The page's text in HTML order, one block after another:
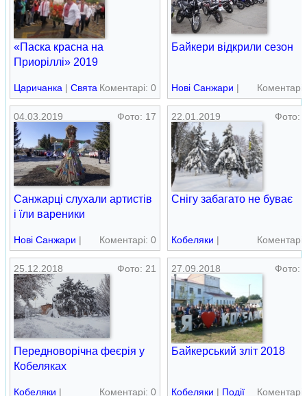
«Паска красна на
Приоріллі» 2019
Коментарі: 0
Царичанка | Свята
Байкери відкрили сезон
Нові Cанжари |
Свята
04.03.2019
Фото: 17
Санжарці слухали артистів
і їли вареники
Коментарі: 0
Нові Cанжари |
Свята
22.01.2019 Фото:
Снігу забагато не буває
Кобеляки |
Краєвиди
25.12.2018
Фото: 21
Передноворічна феєрія у
Кобеляках
Коментарі: 0
Кобеляки |
27.09.2018 Фото:
Байкерський зліт 2018
Кобеляки | Події